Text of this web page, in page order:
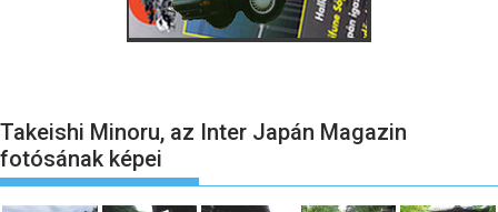
Takeishi Minoru, az Inter Japán Magazin
fotósának képei